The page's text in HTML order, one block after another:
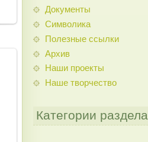
Документы
Символика
Полезные ссылки
Архив
Наши проекты
Наше творчество
Категории раздела